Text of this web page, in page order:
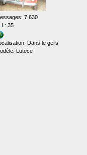
7.630
35
Dans le gers
Lutece